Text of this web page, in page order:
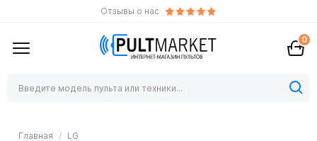
Отзывы о нас
0
Главная LG